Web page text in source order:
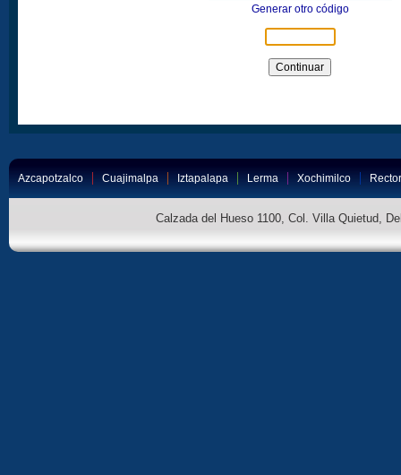
Generar otro código
Azcapotzalco Cuajimalpa Iztapalapa Lerma Xochimilco
Calzada del Hueso 1100, Col. Villa Quietud,